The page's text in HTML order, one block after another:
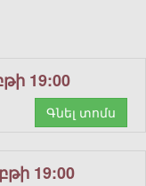
19:00
Գնել տոմս
19:00